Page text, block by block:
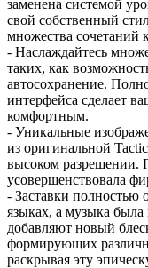
заменена системой
свой собственный
множества сочетаний
- Наслаждайтесь
таких, как
автосохранение.
интерфейса сделает
комфортным.
- Уникальные
из оригинальной
высоком разрешении.
усовершенствовала
- Заставки полностью
языках, а музыка была
добавляют новый
формирующих
раскрывая эту